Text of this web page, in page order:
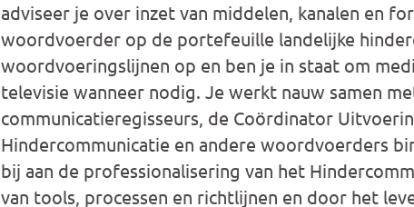
adviseer je over inzet van middelen, kanalen en
woordvoerder op de portefeuille landelijke
woordvoeringslijnen op en ben je in staat om
televisie wanneer nodig. Je werkt nauw samen
communicatieregisseurs, de Coördinator
Hindercommunicatie en andere woordvoerders
bij aan de professionalisering van het
van tools, processen en richtlijnen en door het